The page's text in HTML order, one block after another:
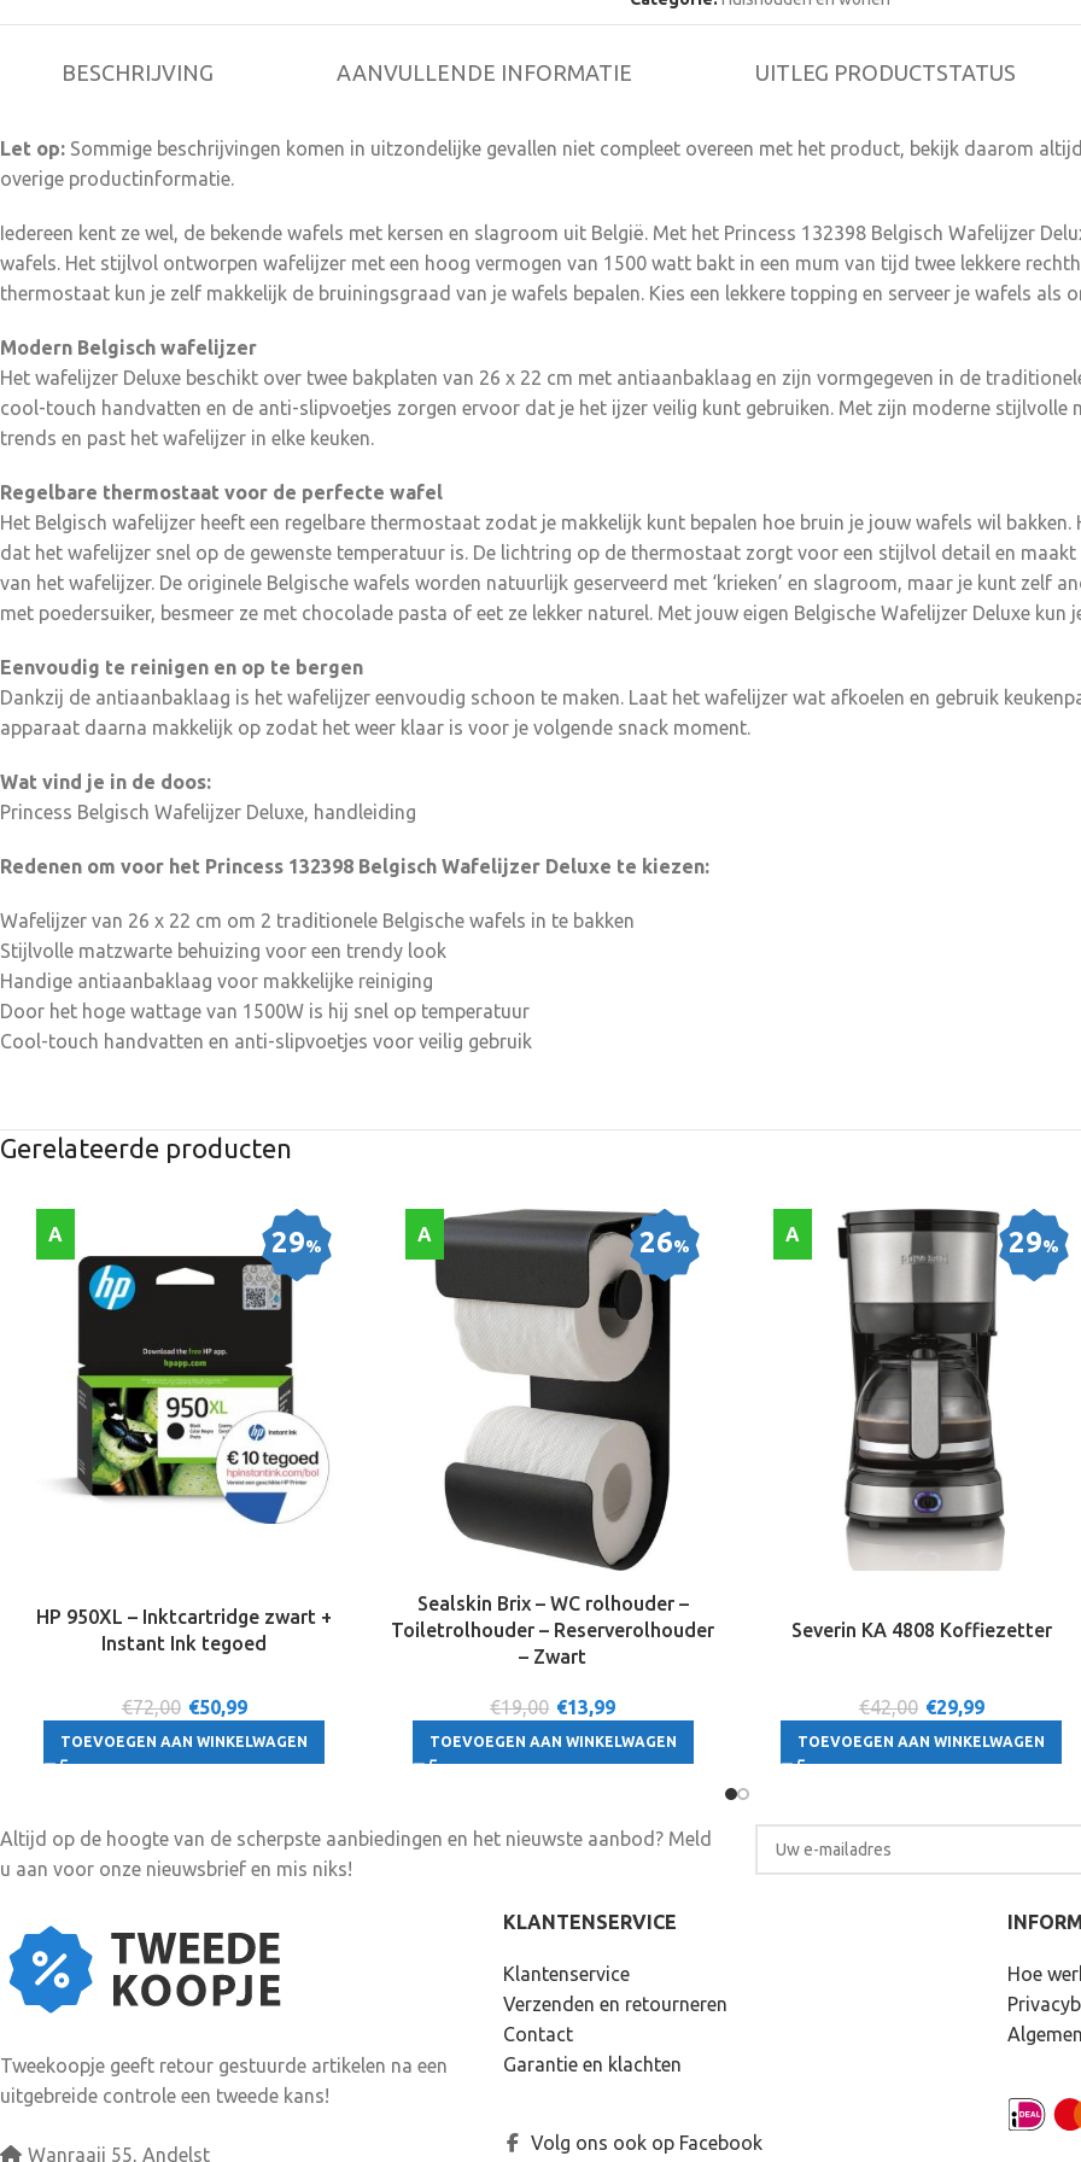
originele Belgische wafels worden natuurlijk
pasta of eet ze lekker naturel. Met jouw eigen
eenvoudig schoon te maken. Laat het wafelijzer wat
gebruik keukenpapier om de platen schoon te
apparaat daarna makkelijk op zodat het weer klaar
Wafelijzer Deluxe, handleiding Redenen om voor
132398 Belgisch Wafelijzer Deluxe te kiezen: Wafelijzer van 26 x 22
cm om 2 traditionele Belgische wafels in te bakken
snel op temperatuur Cool-touch handvatten en
voor veilig gebruik
BESCHRIJVING AANVULLENDE INFORMATIE UITLEG PRODUCTSTATUS
Let op: Sommige beschrijvingen komen in uitzondelijke gevallen niet compleet overeen met het product, bekijk daarom
overige productinformatie.
Iedereen kent ze wel, de bekende wafels met kersen en slagroom uit België. Met het Princess 132398 Belgisch Wafelijzer
wafels. Het stijlvol ontworpen wafelijzer met een hoog vermogen van 1500 watt bakt in een mum van tijd twee lekkere
thermostaat kun je zelf makkelijk de bruiningsgraad van je wafels bepalen. Kies een lekkere topping en serveer je wafels als
Modern Belgisch wafelijzer
Het wafelijzer Deluxe beschikt over twee bakplaten van 26 x 22 cm met antiaanbaklaag en zijn vormgegeven in de
cool-touch handvatten en de anti-slipvoetjes zorgen ervoor dat je het ijzer veilig kunt gebruiken. Met zijn moderne
trends en past het wafelijzer in elke keuken.
Regelbare thermostaat voor de perfecte wafel
Het Belgisch wafelijzer heeft een regelbare thermostaat zodat je makkelijk kunt bepalen hoe bruin je jouw wafels wil
dat het wafelijzer snel op de gewenste temperatuur is. De lichtring op de thermostaat zorgt voor een stijlvol detail en
van het wafelijzer. De originele Belgische wafels worden natuurlijk geserveerd met ‘krieken’ en slagroom, maar je kunt zelf
met poedersuiker, besmeer ze met chocolade pasta of eet ze lekker naturel. Met jouw eigen Belgische Wafelijzer Deluxe kun
Eenvoudig te reinigen en op te bergen
Dankzij de antiaanbaklaag is het wafelijzer eenvoudig schoon te maken. Laat het wafelijzer wat afkoelen en gebruik
apparaat daarna makkelijk op zodat het weer klaar is voor je volgende snack moment.
Wat vind je in de doos:
Princess Belgisch Wafelijzer Deluxe, handleiding
Redenen om voor het Princess 132398 Belgisch Wafelijzer Deluxe te kiezen:
Wafelijzer van 26 x 22 cm om 2 traditionele Belgische wafels in te bakken
Stijlvolle matzwarte behuizing voor een trendy look
Handige antiaanbaklaag voor makkelijke reiniging
Door het hoge wattage van 1500W is hij snel op temperatuur
Cool-touch handvatten en anti-slipvoetjes voor veilig gebruik
Gerelateerde producten
29%
A
HP 950XL – Inktcartridge zwart +
Instant Ink tegoed
€72,00 €50,99
TOEVOEGEN AAN WINKELWAGEN
26%
A
Sealskin Brix – WC rolhouder –
Toiletrolhouder – Reserverolhouder
– Zwart
€19,00 €13,99
TOEVOEGEN AAN WINKELWAGEN
29%
A
Severin KA 4808 Koffiezetter
€42,00 €29,99
TOEVOEGEN AAN WINKELWAGEN
Altijd op de hoogte van de scherpste aanbiedingen en het nieuwste aanbod? Meld
u aan voor onze nieuwsbrief en mis niks!
Tweekoopje geeft retour gestuurde artikelen na een
uitgebreide controle een tweede kans!
Wanraaij 55, Andelst
KLANTENSERVICE
Klantenservice
Verzenden en retourneren
Contact
Garantie en klachten
Volg ons ook op Facebook
Hoe